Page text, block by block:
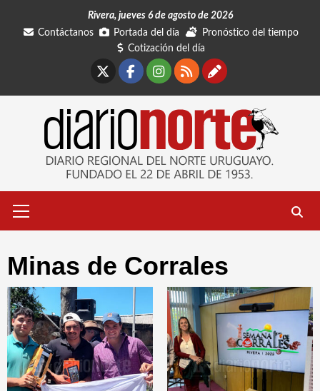
Rivera, jueves 6 de agosto de 2026
Contáctanos
Portada del día
Pronóstico del tiempo
Cotización del día
Facebook
Instagram
RSSContáctanos
primario
Minas de Corrales